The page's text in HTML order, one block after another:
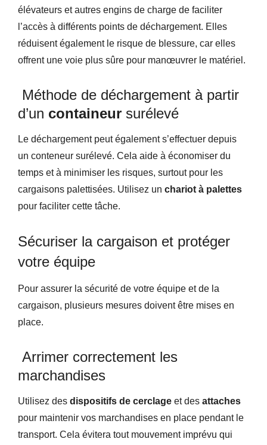
élévateurs et autres engins de charge de faciliter
l’accès à différents points de déchargement. Elles
réduisent également le risque de blessure, car elles
offrent une voie plus sûre pour manœuvrer le matériel.
Méthode de déchargement à partir
d’un containeur surélevé
Le déchargement peut également s’effectuer depuis
un conteneur surélevé. Cela aide à économiser du
temps et à minimiser les risques, surtout pour les
cargaisons palettisées. Utilisez un chariot à palettes
pour faciliter cette tâche.
Sécuriser la cargaison et protéger
votre équipe
Pour assurer la sécurité de votre équipe et de la
cargaison, plusieurs mesures doivent être mises en
place.
Arrimer correctement les
marchandises
Utilisez des dispositifs de cerclage et des attaches
pour maintenir vos marchandises en place pendant le
transport. Cela évitera tout mouvement imprévu qui